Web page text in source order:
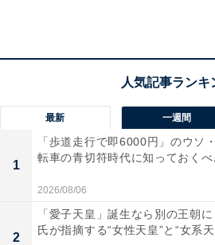
2位：東京駅（24票）
最新 一週間
1
「歩道走行で即6000円」のウソ
転車の青切符時代に知っておくべ
2026/08/06
2
「愛子天皇」誕生なら別の王朝
氏が指摘する“女性天皇”と“女系天